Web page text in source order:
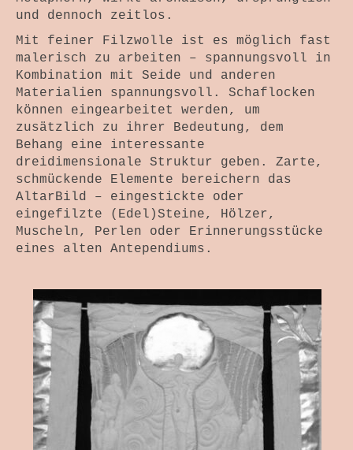
Die Zeit Atmet – SoulPage
Lichtspuren – SoulPage
und dennoch zeitlos.
Mit feiner Filzwolle ist es möglich fast
malerisch zu arbeiten – spannungsvoll in
Kombination mit Seide und anderen
Materialien spannungsvoll. Schaflocken
können eingearbeitet werden, um
zusätzlich zu ihrer Bedeutung, dem
Behang eine interessante
dreidimensionale Struktur geben. Zarte,
schmückende Elemente bereichern das
AltarBild – eingestickte oder
eingefilzte (Edel)Steine, Hölzer,
Muscheln, Perlen oder Erinnerungsstücke
eines alten Antependiums.